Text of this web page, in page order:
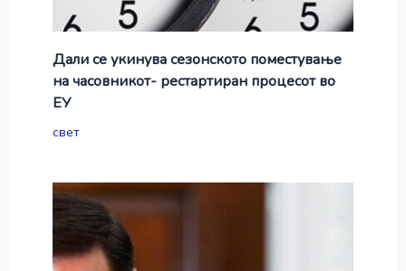
Дали се укинува сезонското поместување
на часовникот- рестартиран процесот во
ЕУ
свет